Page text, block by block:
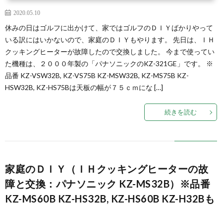
2020.05.10
休みの日はゴルフに出かけて、家ではゴルフのＤＩＹばかりやって
いる訳にはいかないので、家庭のＤＩＹもやります。 先日は、ＩＨ
クッキングヒーターが故障したので交換しました。 今まで使ってい
た機種は、２０００年製の「パナソニックのKZ-321GE」です。 ※
品番 KZ-VSW32B, KZ-VS75B KZ-MSW32B, KZ-MS75B KZ-
HSW32B, KZ-HS75Bは天板の幅が７５ｃｍにな […]
続きを読む
家庭のＤＩＹ（ＩＨクッキングヒーターの故
障と交換：パナソニック KZ-MS32B）※品番
KZ-MS60B KZ-HS32B, KZ-HS60B KZ-H32Bも